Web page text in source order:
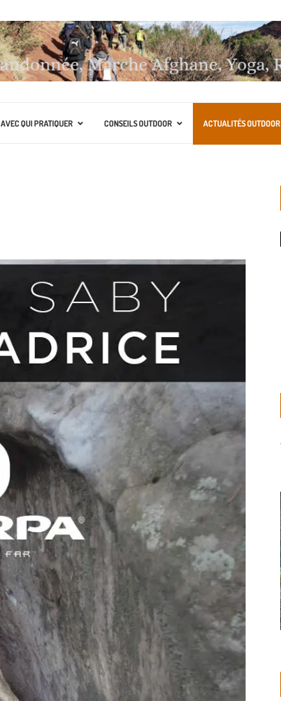
AVEC QUI PRATIQUER CONSEILS OUTDOOR ACTUALITÉS OUTDOOR